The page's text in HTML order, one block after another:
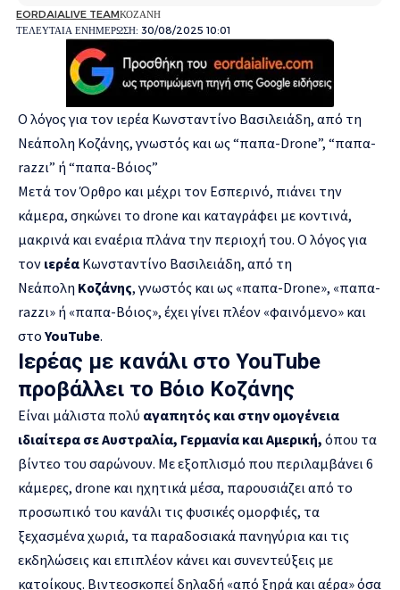
ΤΕΛΕΥΤΑΙΑ ΕΝΗΜΕΡΩΣΗ: 30/08/2025 10:01
EORDAIALIVE TEAMΚΟΖΑΝΗ
Ο λόγος για τον ιερέα Κωνσταντίνο Βασιλειάδη, από τη
Νεάπολη Κοζάνης, γνωστός και ως “παπα-Drone”, “παπα-
razzι” ή “παπα-Βόιος”
Μετά τον Όρθρο και μέχρι τον Εσπερινό, πιάνει την
κάμερα, σηκώνει το drone και καταγράφει με κοντινά,
μακρινά και εναέρια πλάνα την περιοχή του. Ο λόγος για
τον ιερέα Κωνσταντίνο Βασιλειάδη, από τη
Νεάπολη Κοζάνης, γνωστός και ως «παπα-Drone», «παπα-
razzι» ή «παπα-Βόιος», έχει γίνει πλέον «φαινόμενο» και
στο YouTube.
Ιερέας με κανάλι στο YouTube
προβάλλει το Βόιο Κοζάνης
Είναι μάλιστα πολύ αγαπητός και στην ομογένεια
ιδιαίτερα σε Αυστραλία, Γερμανία και Αμερική, όπου τα
βίντεο του σαρώνουν. Με εξοπλισμό που περιλαμβάνει 6
κάμερες, drone και ηχητικά μέσα, παρουσιάζει από το
προσωπικό του κανάλι τις φυσικές ομορφιές, τα
ξεχασμένα χωριά, τα παραδοσιακά πανηγύρια και τις
εκδηλώσεις και επιπλέον κάνει και συνεντεύξεις με
κατοίκους. Βιντεοσκοπεί δηλαδή «από ξηρά και αέρα»όσα